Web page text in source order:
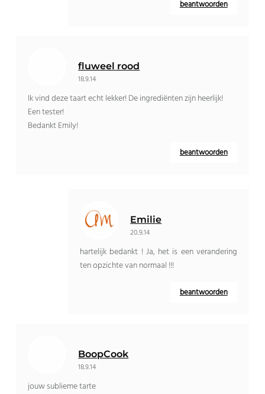
beantwoorden
fluweel rood
18.9.14
Ik vind deze taart echt lekker! De ingrediënten zijn heerlijk!
Een tester!
Bedankt Emily!
beantwoorden
Emilie
20.9.14
hartelijk bedankt ! Ja, het is een verandering
ten opzichte van normaal !!!
beantwoorden
BoopCook
18.9.14
jouw sublieme tarte